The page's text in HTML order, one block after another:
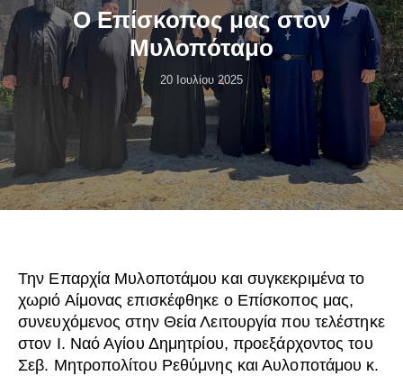
Ο Επίσκοπος μας στον
Μυλοπόταμο
20 Ιουλίου 2025
Την Επαρχία Μυλοποτάμου και συγκεκριμένα το
χωριό Αίμονας επισκέφθηκε ο Επίσκοπος μας,
συνευχόμενος στην Θεία Λειτουργία που τελέστηκε
στον Ι. Ναό Αγίου Δημητρίου, προεξάρχοντος του
Σεβ. Μητροπολίτου Ρεθύμνης και Αυλοποτάμου κ.